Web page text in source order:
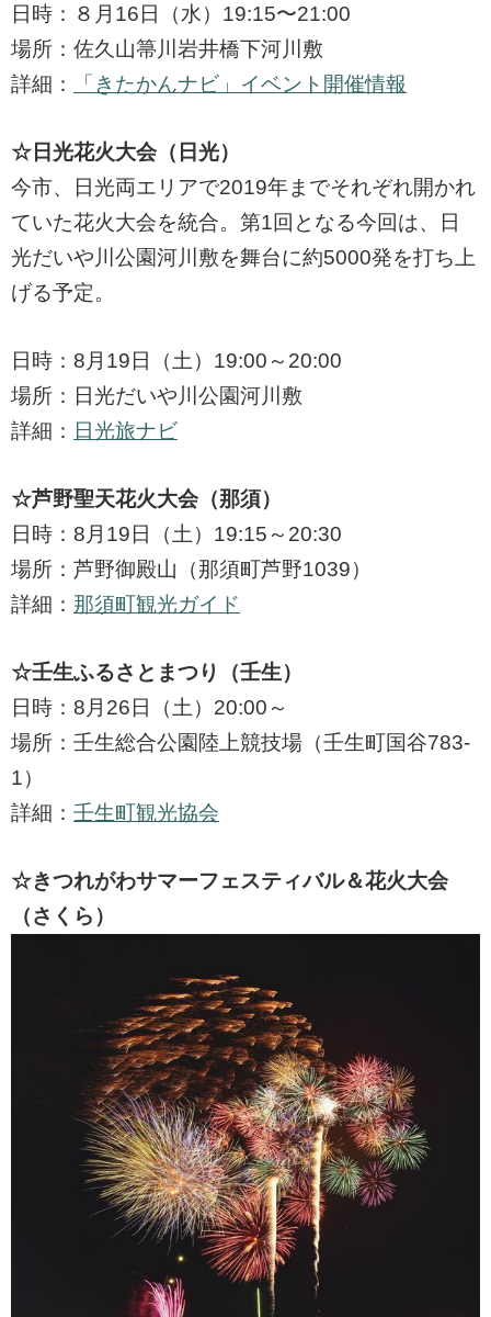
日時：８月16日（水）19:15〜21:00
場所：佐久山箒川岩井橋下河川敷
詳細：
「きたかんナビ」イベント開催情報
☆日光花火大会（日光）
今市、日光両エリアで2019年までそれぞれ開かれ
ていた花火大会を統合。第1回となる今回は、日
光だいや川公園河川敷を舞台に約5000発を打ち上
げる予定。
日時：8月19日（土）19:00～20:00
場所：日光だいや川公園河川敷
詳細： 日光旅ナビ
☆芦野聖天花火大会（那須）
日時：8月19日（土）19:15～20:30
場所：芦野御殿山（那須町芦野1039）
詳細： 那須町観光ガイド
☆壬生ふるさとまつり（壬生）
日時：8月26日（土）20:00～
場所：壬生総合公園陸上競技場（壬生町国谷783-
1）
詳細： 壬生町観光協会
☆きつれがわサマーフェスティバル＆花火大会
（さくら）